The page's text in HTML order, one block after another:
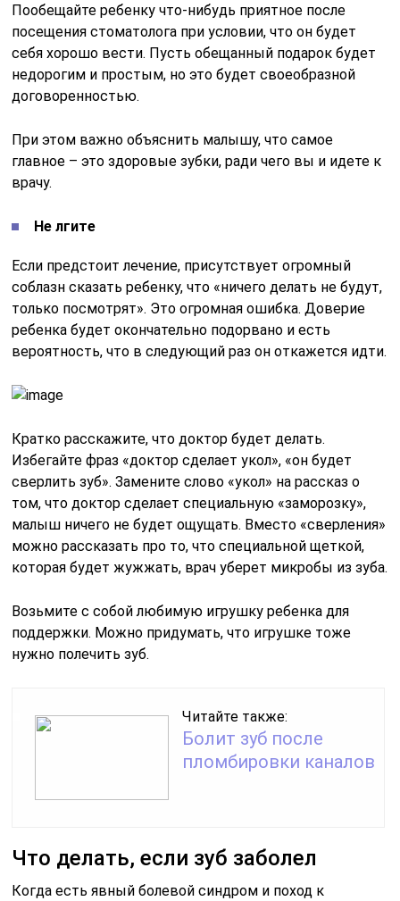
Пообещайте ребенку что-нибудь приятное после
посещения стоматолога при условии, что он будет
себя хорошо вести. Пусть обещанный подарок будет
недорогим и простым, но это будет своеобразной
договоренностью.
При этом важно объяснить малышу, что самое
главное – это здоровые зубки, ради чего вы и идете к
врачу.
Не лгите
Если предстоит лечение, присутствует огромный
соблазн сказать ребенку, что «ничего делать не будут,
только посмотрят». Это огромная ошибка. Доверие
ребенка будет окончательно подорвано и есть
вероятность, что в следующий раз он откажется идти.
Кратко расскажите, что доктор будет делать.
Избегайте фраз «доктор сделает укол», «он будет
сверлить зуб». Замените слово «укол» на рассказ о
том, что доктор сделает специальную «заморозку»,
малыш ничего не будет ощущать. Вместо «сверления»
можно рассказать про то, что специальной щеткой,
которая будет жужжать, врач уберет микробы из зуба.
Возьмите с собой любимую игрушку ребенка для
поддержки. Можно придумать, что игрушке тоже
нужно полечить зуб.
Читайте также:
Болит зуб после
пломбировки каналов
Что делать, если зуб заболел
Когда есть явный болевой синдром и поход к